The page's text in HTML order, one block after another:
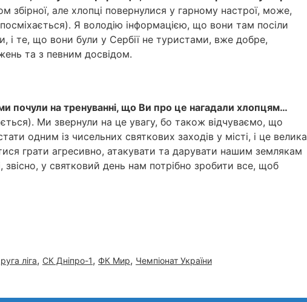
але хлопці повернулися у гарному настрої, може,
Я володію інформацією, що вони там посіли
і те, що вони були у Сербії не туристами, вже добре,
та з певним досвідом.
почули на тренуванні, що Ви про це нагадали хлопцям…
Ми звернули на це увагу, бо також відчуваємо, що
одним із чисельних святкових заходів у місті, і це велика
грати агресивно, атакувати та дарувати нашим землякам
у святковий день нам потрібно зробити все, щоб
ліга, СК Дніпро-1, ФК Мир, Чемпіонат України